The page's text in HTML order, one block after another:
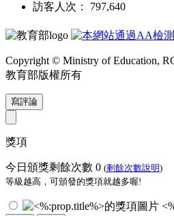
訪客人次： 797,640
Copyright © Ministry of Education,
教育部版權所有
寫評論
獎項
今日頒獎剩餘次數 0 (剩餘次數說明)
等級越高，可頒發的獎項就越多喔!